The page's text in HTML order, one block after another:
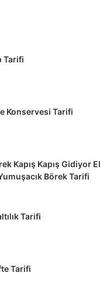
Tarifi
Konservesi Tarifi
Kapış Kapış Gidiyor El
Börek Tarifi
Tarifi
Tarifi